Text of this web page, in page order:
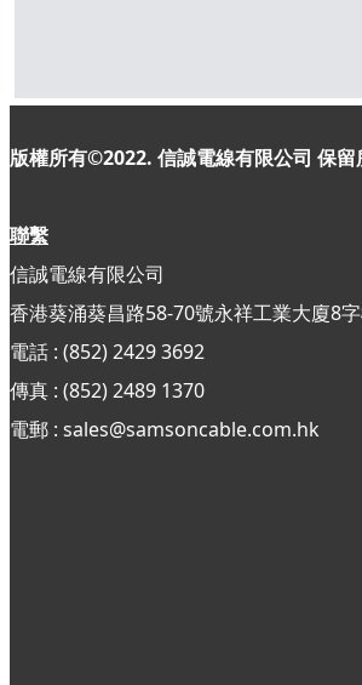
版權所有©2022. 信誠電線有限公司 保留
聯繫
信誠電線有限公司
香港葵涌葵昌路58-70號永祥工業大廈8
電話 : (852) 2429 3692
傳真 : (852)2489 1370
電郵 : sales@samsoncable.com.hk